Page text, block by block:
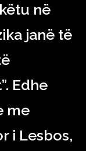
në
janë të
Edhe
me
i Lesbos,